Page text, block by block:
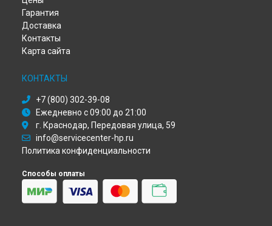
Ремонт сервера HP в
Ремонт сервера HP в
Ремонт сервера HP в
Гарантия
Доставка
Контакты
Карта сайта
КОНТАКТЫ
+7 (800) 302-39-08
Ежедневно с 09:00 до 21:00
г. Краснодар, Передовая улица, 59
info@servicecenter-hp.ru
Политика конфиденциальности
Способы оплаты